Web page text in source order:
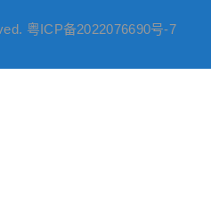
粤ICP备2022076690号-7